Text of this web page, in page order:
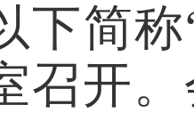
下简称
召开